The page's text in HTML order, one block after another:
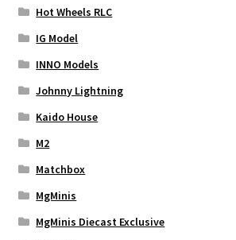
Hot Wheels RLC
IG Model
INNO Models
Johnny Lightning
Kaido House
M2
Matchbox
MgMinis
MgMinis Diecast Exclusive